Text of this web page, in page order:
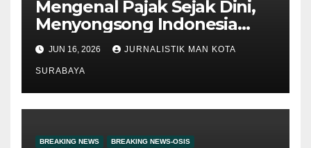
Mengenal Pajak Sejak Dini,
Menyongsong Indonesia
Emas 2045
JUN 16, 2026 JURNALISTIK MAN KOTA
SURABAYA
BREAKING NEWS BREAKING NEWS-OSIS